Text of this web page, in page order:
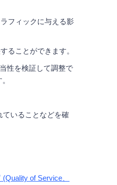
フィックに与える影
ることができます。
性を検証して調整で
ていることなどを確
of Service、